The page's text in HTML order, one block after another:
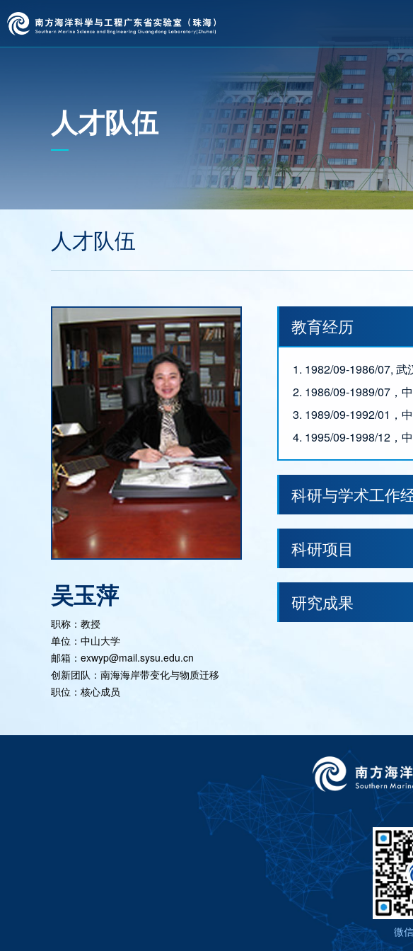
人才队伍
人才队伍
吴玉萍
职称：教授
单位：中山大学
邮箱：exwyp@mail.sysu.edu.cn
创新团队：南海海岸带变化与物质迁移
职位：核心成员
教育经历
1. 1982/09-1986/07,
2. 1986/09-1989/07，
3. 1989/09-1992/01，
4. 1995/09-1998/12，
科研与学术工作
科研项目
研究成果
微